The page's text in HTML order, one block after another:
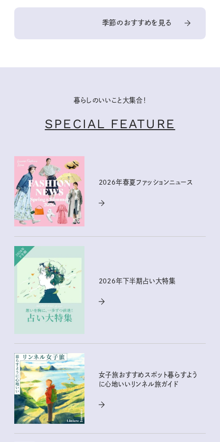
季節のおすすめを見る
暮らしのいいこと大集合！
SPECIAL FEATURE
2026年春夏ファッションニュース
2026年下半期占い大特集
女子旅おすすめスポット暮らすよう
に心地いいリンネル旅ガイド